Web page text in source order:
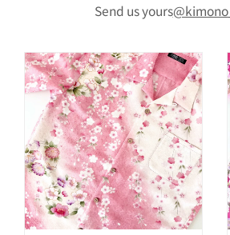
Send us yours